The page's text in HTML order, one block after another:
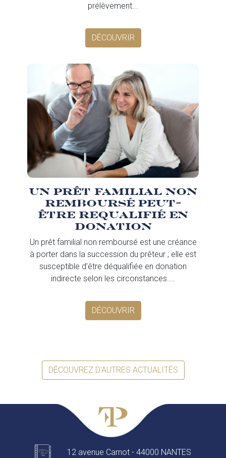
prélèvement...
DÉCOUVRIR
Un prêt familial non
remboursé peut-
être requalifié en
donation
Un prêt familial non remboursé est une créance
à porter dans la succession du prêteur ; elle est
susceptible d’être déqualifiée en donation
indirecte selon les circonstances....
DÉCOUVRIR
DÉCOUVREZ D'AUTRES ACTUALITÉS
12 avenue Carnot - 44000 NANTES